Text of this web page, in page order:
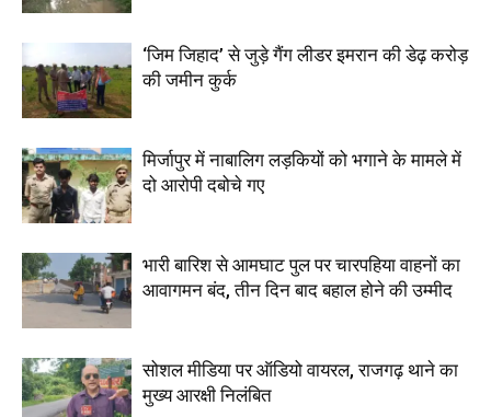
‘जिम जिहाद’ से जुड़े गैंग लीडर इमरान की डेढ़ करोड़
की जमीन कुर्क
मिर्जापुर में नाबालिग लड़कियों को भगाने के मामले में
दो आरोपी दबोचे गए
भारी बारिश से आमघाट पुल पर चारपहिया वाहनों का
आवागमन बंद, तीन दिन बाद बहाल होने की उम्मीद
सोशल मीडिया पर ऑडियो वायरल, राजगढ़ थाने का
मुख्य आरक्षी निलंबित